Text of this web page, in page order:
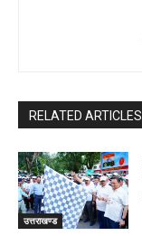
RELATED ARTICLES
उत्तराखण्ड